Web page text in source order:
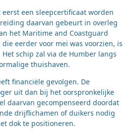
een sleepcertificaat worden
daarvan gebeurt in overleg
het Maritime and Coastguard
die eerder voor mei was voorzien, is
schip zal via de Humber langs
thuishaven.
financiële gevolgen. De
uit dan bij het oorspronkelijke
daarvan gecompenseerd doordat
drijflichamen of duikers nodig
dok te positioneren.